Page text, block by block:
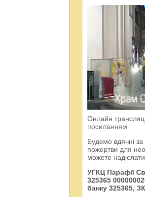
Онлайн
посиланням
Будемо вдячні за
пожертви для
можете
УГКЦ Парафії
325365
банку 325365,